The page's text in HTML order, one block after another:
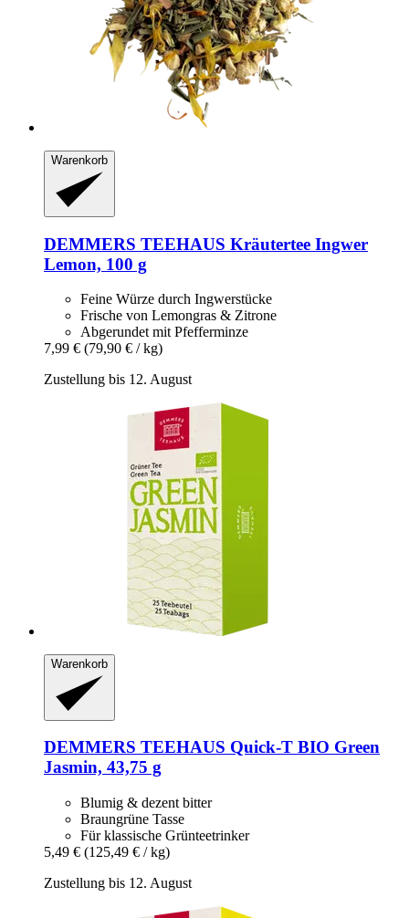
Warenkorb
DEMMERS TEEHAUS Kräutertee Ingwer
Lemon, 100 g
Feine Würze durch Ingwerstücke
Frische von Lemongras & Zitrone
Abgerundet mit Pfefferminze
7,99 € (79,90 € / kg)
Zustellung bis 12. August
Warenkorb
DEMMERS TEEHAUS Quick-​T BIO Green
Jasmin, 43,75 g
Blumig & dezent bitter
Braungrüne Tasse
Für klassische Grünteetrinker
5,49 € (125,49 € / kg)
Zustellung bis 12. August